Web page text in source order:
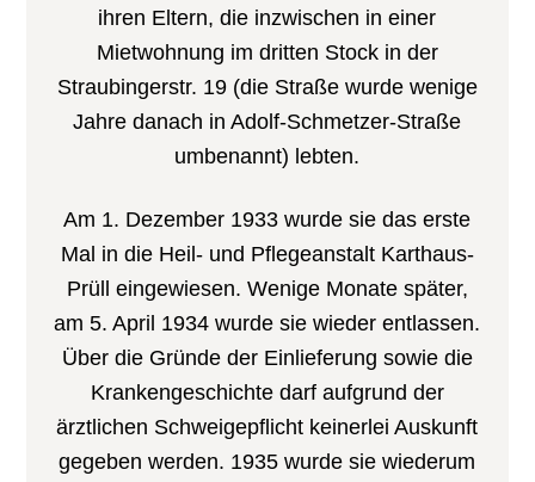
ihren Eltern, die inzwischen in einer
Mietwohnung im dritten Stock in der
Straubingerstr. 19 (die Straße wurde wenige
Jahre danach in Adolf-Schmetzer-Straße
umbenannt) lebten.
Am 1. Dezember 1933 wurde sie das erste
Mal in die Heil- und Pflegeanstalt Karthaus-
Prüll eingewiesen. Wenige Monate später,
am 5. April 1934 wurde sie wieder entlassen.
Über die Gründe der Einlieferung sowie die
Krankengeschichte darf aufgrund der
ärztlichen Schweigepflicht keinerlei Auskunft
gegeben werden. 1935 wurde sie wiederum